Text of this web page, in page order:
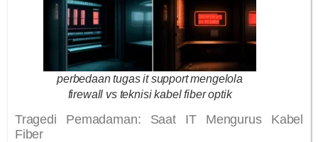
perbedaan tugas it support mengelola
firewall vs teknisi kabel fiber optik
Tragedi Pemadaman: Saat IT Mengurus Kabel
Fiber